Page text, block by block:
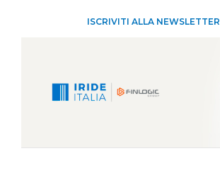
ISCRIVITI ALLA NEWSLETTER